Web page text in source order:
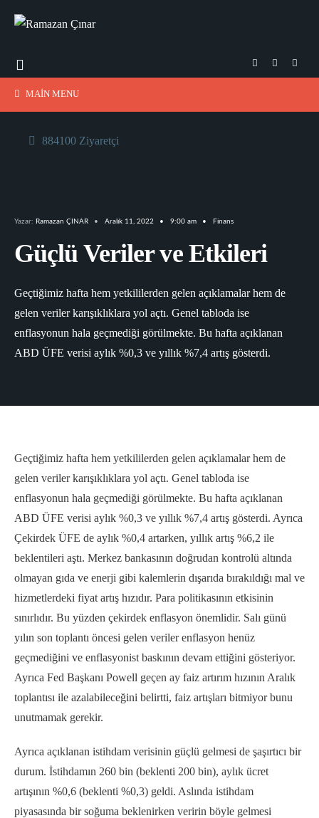
MAIN MENU
884100 Ziyaretçi
Yazar: Ramazan ÇINAR • Aralık 11, 2022 • 9:00 am • Finans
Güçlü Veriler ve Etkileri
Geçtiğimiz hafta hem yetkililerden gelen açıklamalar hem de
gelen veriler karışıklıklara yol açtı. Genel tabloda ise
enflasyonun hala geçmediği görülmekte. Bu hafta açıklanan
ABD ÜFE verisi aylık %0,3 ve yıllık %7,4 artış gösterdi.
Geçtiğimiz hafta hem yetkililerden gelen açıklamalar hem de
gelen veriler karışıklıklara yol açtı. Genel tabloda ise
enflasyonun hala geçmediği görülmekte. Bu hafta açıklanan
ABD ÜFE verisi aylık %0,3 ve yıllık %7,4 artış gösterdi. Ayrıca
Çekirdek ÜFE de aylık %0,4 artarken, yıllık artış %6,2 ile
beklentileri aştı. Merkez bankasının doğrudan kontrolü altında
olmayan gıda ve enerji gibi kalemlerin dışarıda bırakıldığı mal ve
hizmetlerdeki fiyat artış hızıdır. Para politikasının etkisinin
sınırlıdır. Bu yüzden çekirdek enflasyon önemlidir. Salı günü
yılın son toplantı öncesi gelen veriler enflasyon henüz
geçmediğini ve enflasyonist baskının devam ettiğini gösteriyor.
Ayrıca Fed Başkanı Powell geçen ay faiz artırım hızının Aralık
toplantısı ile azalabileceğini belirtti, faiz artışları bitmiyor bunu
unutmamak gerekir.
Ayrıca açıklanan istihdam verisinin güçlü gelmesi de şaşırtıcı bir
durum. İstihdamın 260 bin (beklenti 200 bin), aylık ücret
artışının %0,6 (beklenti %0,3) geldi. Aslında istihdam
piyasasında bir soğuma beklenirken veririn böyle gelmesi